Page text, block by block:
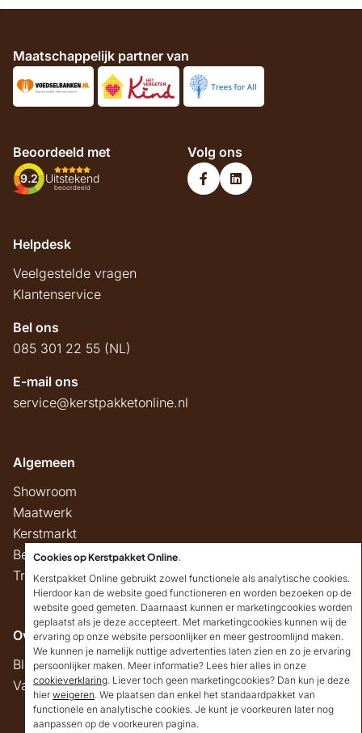
Maatschappelijk partner van
Beoordeeld met
9.2 Uitstekend
beoordeeld
Volg ons
Helpdesk
Veelgestelde vragen
Klantenservice
Bel ons
085 301 22 55 (NL)
E-mail ons
service@kerstpakketonline.nl
Algemeen
Showroom
Maatwerk
Kerstmarkt
Belastingregels
Track & Trace
Overig
Blog
Vacatures
Goedendag!
Mocht ik je ergens mee
kunnen helpen, dan
Cookies op Kerstpakket Online.
Kerstpakket Online gebruikt zowel functionele als analytische cookies.
Hierdoor kan de website goed functioneren en worden bezoeken op de
website goed gemeten. Daarnaast kunnen er marketingcookies worden
geplaatst als je deze accepteert. Met marketingcookies kunnen wij de
ervaring op onze website persoonlijker en meer gestroomlijnd maken.
We kunnen je namelijk nuttige advertenties laten zien en zo je ervaring
persoonlijker maken. Meer informatie? Lees hier alles in onze
cookieverklaring. Liever toch geen marketingcookies? Dan kun je deze
hier weigeren. We plaatsen dan enkel het standaardpakket van
functionele en analytische cookies. Je kunt je voorkeuren later nog
aanpassen op de voorkeuren pagina.